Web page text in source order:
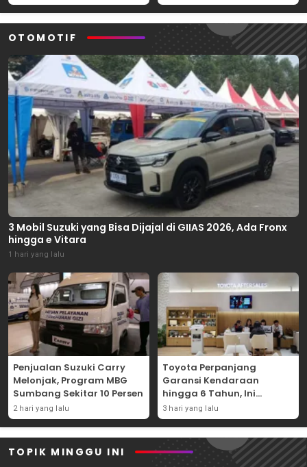
OTOMOTIF
3 Mobil Suzuki yang Bisa Dijajal di GIIAS 2026, Ada Fronx
hingga e Vitara
1 hari yang lalu
Penjualan Suzuki Carry
Melonjak, Program MBG
Sumbang Sekitar 10 Persen
2 hari yang lalu
Toyota Perpanjang
Garansi Kendaraan
hingga 6 Tahun, Ini
Syaratnya
3 hari yang lalu
TOPIK MINGGU INI